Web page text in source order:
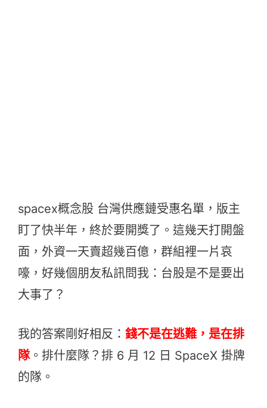
spacex概念股 台灣供應鏈受惠名單，版主
盯了快半年，終於要開獎了。這幾天打開盤
面，外資一天賣超幾百億，群組裡一片哀
嚎，好幾個朋友私訊問我：台股是不是要出
大事了？
我的答案剛好相反： 錢不是在逃難，是在排
隊。排什麼隊？排 6 月 12 日 SpaceX 掛牌
的隊。